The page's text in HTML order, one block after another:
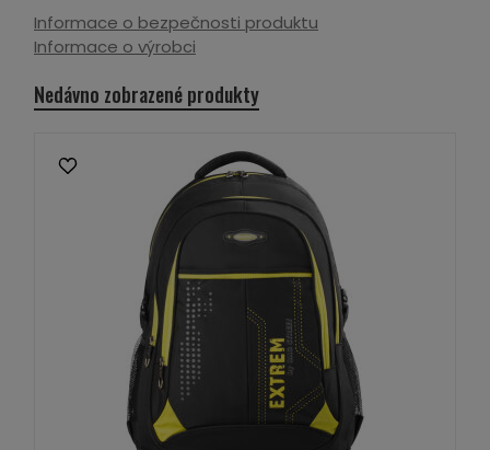
Informace o bezpečnosti produktu
Informace o výrobci
Nedávno zobrazené produkty